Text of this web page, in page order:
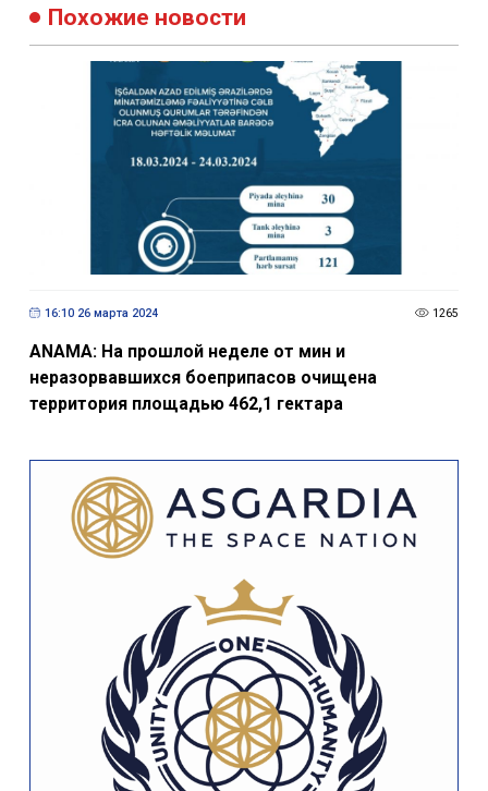
Похожие новости
16:10 26 марта 2024 1265
ANAMA: На прошлой неделе от мин и
неразорвавшихся боеприпасов очищена
территория площадью 462,1 гектара